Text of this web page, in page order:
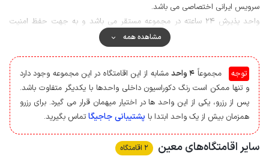
سرویس ایرانی اختصاصی می باشد.
واحد پذیرش 24 ساعته در مجموعه مستقر می باشد و به جهت حفظ امنیت
بیشتر ورودی و مشاعات ساختمان مجهز به دوربین مداربسته است.
گفتنی است آب لوله کشی منطقه کیفیت لازم جهت آشامیدن را ندارد لذا توصیه
می شود با خود آب معدنی به همراه داشته باشید.
مهمانان گرامی می توانند برای تهیه مایحتاج روزانه خود از سوپرمارکت و نانوایی در
فاصله حدود 100 متری استفاده نمایند.
آنتن دهی تلفن همراه برای دو اپراتور ایرانسل و همراه اول در مکالمه خوب و
پوشش اینترنت 4g می باشد، همچنین وای فای رایگان در اختیار مهمانان قرار می
گیرد.
مشاهده همه
توجه مجموعاً 4 واحد
مشابه از این اقامتگاه در این مجموعه وجود دارد
و تنها ممکن است رنگ دکوراسیون داخلی واحدها با یکدیگر متفاوت باشد.
پس از رزرو، یکی از این واحد ها در اختیار میهمان قرار می گیرد. برای رزرو
همزمان بیش از یک واحد ابتدا با پشتیبانی جاجیگا تماس بگیرید.
سایر اقامتگاه‌های معین 2 اقامتگاه